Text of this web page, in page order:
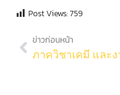
Post Views:759
ข่าวก่อนหน้า